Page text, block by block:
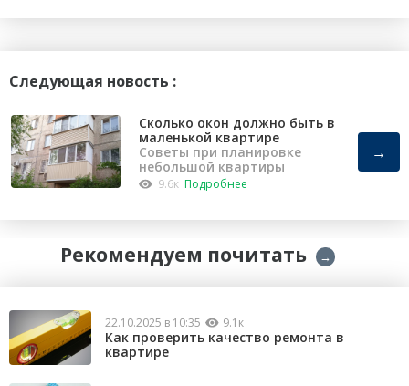
Следующая новость :
Сколько окон должно быть в
маленькой квартире
Советы при планировке
небольшой квартиры
9.6к Подробнее
→
Рекомендуем почитать →
22.10.2025 в 10:35 9.1к
Как проверить качество ремонта в
квартире